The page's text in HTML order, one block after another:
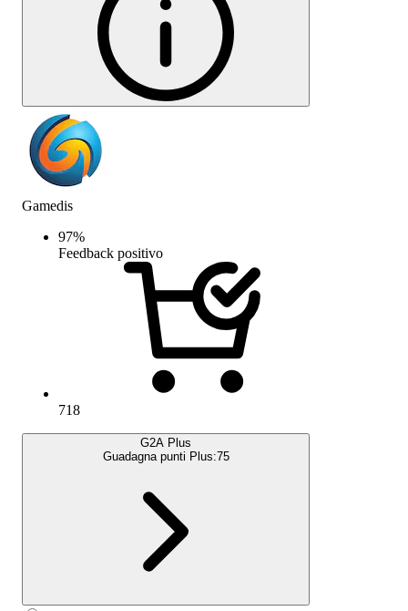
Gamedis
97%
Feedback positivo
718
G2A Plus
Guadagna punti Plus:75